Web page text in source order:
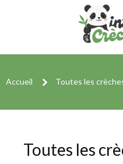
Accueil Toutes les
Toutes les